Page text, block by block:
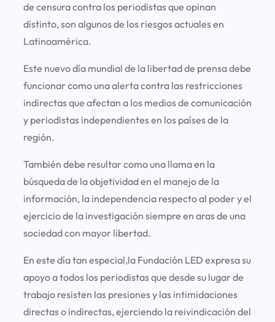
de censura contra los periodistas que opinan
distinto, son algunos de los riesgos actuales en
Latinoamérica.
Este nuevo día mundial de la libertad de prensa debe
funcionar como una alerta contra las restricciones
indirectas que afectan a los medios de comunicación
y periodistas independientes en los países de la
región.
También debe resultar como una llama en la
búsqueda de la objetividad en el manejo de la
información, la independencia respecto al poder y el
ejercicio de la investigación siempre en aras de una
sociedad con mayor libertad.
En este día tan especial,la Fundación LED expresa su
apoyo a todos los periodistas que desde su lugar de
trabajo resisten las presiones y las intimidaciones
directas o indirectas, ejerciendo la reivindicación del